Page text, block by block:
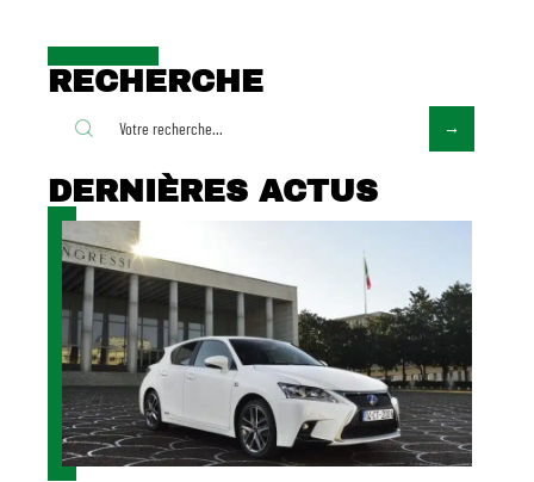
RECHERCHE
DERNIÈRES ACTUS